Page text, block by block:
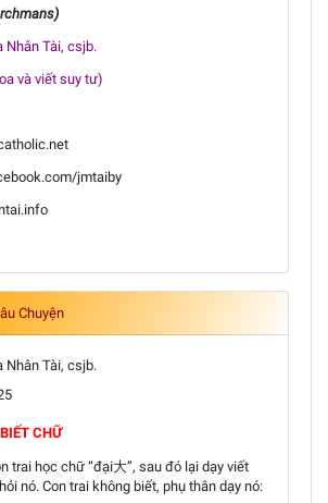
Nhân Tài, csjb.
và viết suy tư)
jmtaiby
Chuyện
Nhân Tài, csjb.
CHỮ
trai học chữ “đại大”, sau đó lại dạy viết
nó. Con trai không biết, phụ thân dạy nó: